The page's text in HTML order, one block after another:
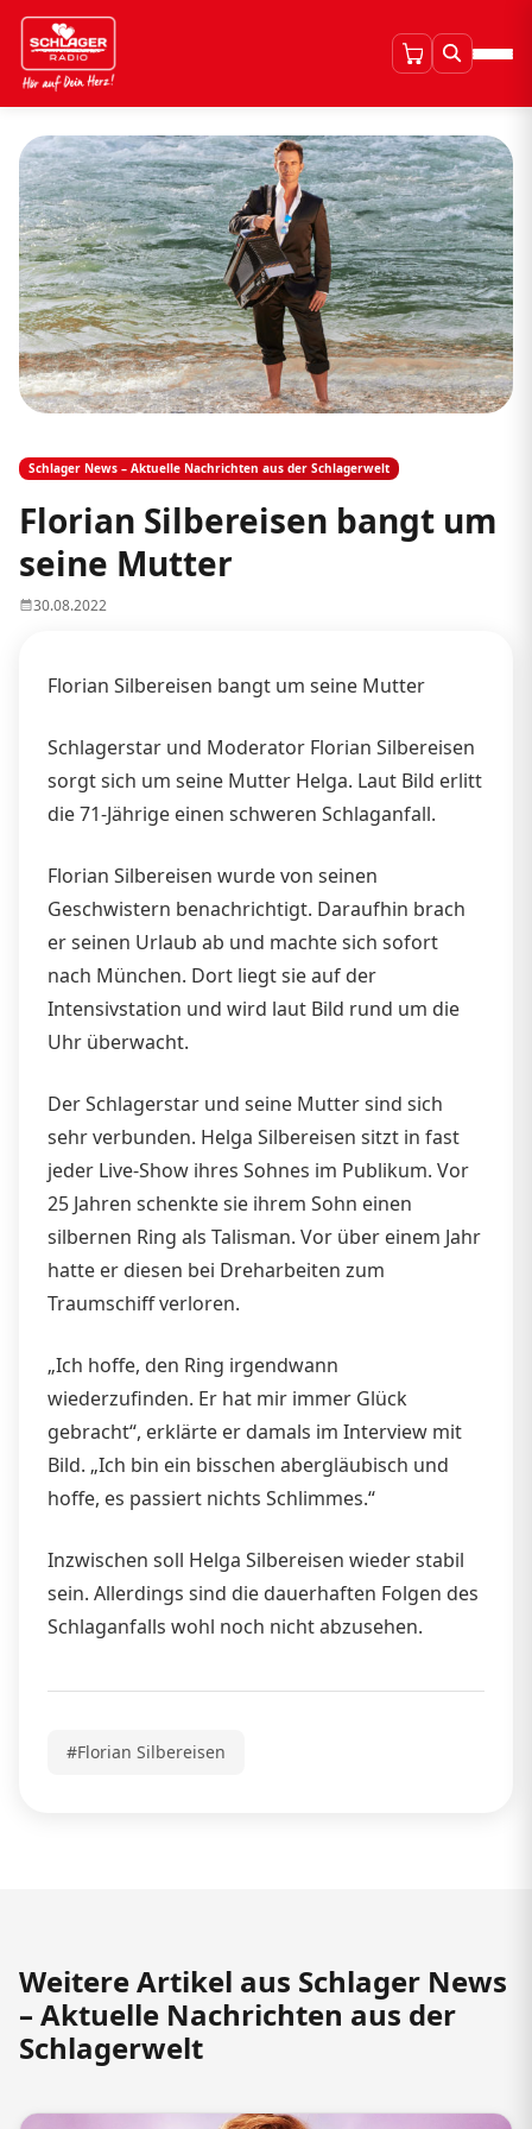
Schlager News – Aktuelle Nachrichten aus der Schlagerwelt
Florian Silbereisen bangt um
seine Mutter
30.08.2022
Florian Silbereisen bangt um seine Mutter
Schlagerstar und Moderator Florian Silbereisen
sorgt sich um seine Mutter Helga. Laut Bild erlitt
die 71-Jährige einen schweren Schlaganfall.
Florian Silbereisen wurde von seinen
Geschwistern benachrichtigt. Daraufhin brach
er seinen Urlaub ab und machte sich sofort
nach München. Dort liegt sie auf der
Intensivstation und wird laut Bild rund um die
Uhr überwacht.
Der Schlagerstar und seine Mutter sind sich
sehr verbunden. Helga Silbereisen sitzt in fast
jeder Live-Show ihres Sohnes im Publikum. Vor
25 Jahren schenkte sie ihrem Sohn einen
silbernen Ring als Talisman. Vor über einem Jahr
hatte er diesen bei Dreharbeiten zum
Traumschiff verloren.
„Ich hoffe, den Ring irgendwann
wiederzufinden. Er hat mir immer Glück
gebracht“, erklärte er damals im Interview mit
Bild. „Ich bin ein bisschen abergläubisch und
hoffe, es passiert nichts Schlimmes.“
Inzwischen soll Helga Silbereisen wieder stabil
sein. Allerdings sind die dauerhaften Folgen des
Schlaganfalls wohl noch nicht abzusehen.
#Florian Silbereisen
Weitere Artikel aus Schlager News
– Aktuelle Nachrichten aus der
Schlagerwelt